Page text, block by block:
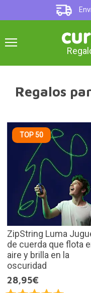
Regalos
TOP 50
ZipString Luma
de cuerda que flota
aire y brilla en la
oscuridad
28,95€